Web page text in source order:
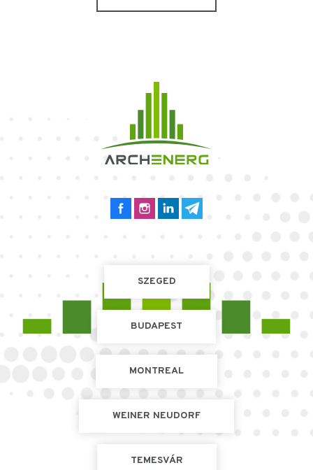
SZEGED
BUDAPEST
MONTREAL
WEINER NEUDORF
TEMESVÁR